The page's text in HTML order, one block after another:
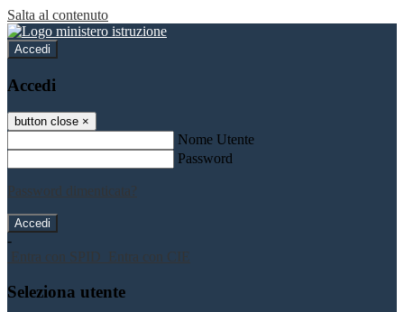
Salta al contenuto
Accedi
Accedi
button close ×
Nome Utente
Password
Password dimenticata?
-
Entra con SPID
Entra con CIE
Seleziona utente